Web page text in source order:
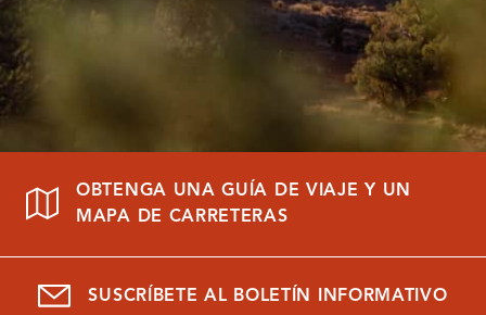
OBTENGA UNA GUÍA DE VIAJE Y UN
MAPA DE CARRETERAS
SUSCRÍBETE AL BOLETÍN INFORMATIVO